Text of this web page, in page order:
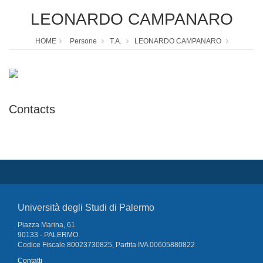
LEONARDO CAMPANARO
HOME Persone T.A. LEONARDO CAMPANARO
Contacts
Università degli Studi di Palermo
Piazza Marina, 61
90133 - PALERMO
Codice Fiscale 80023730825, Partita IVA 00605880822
Contatti